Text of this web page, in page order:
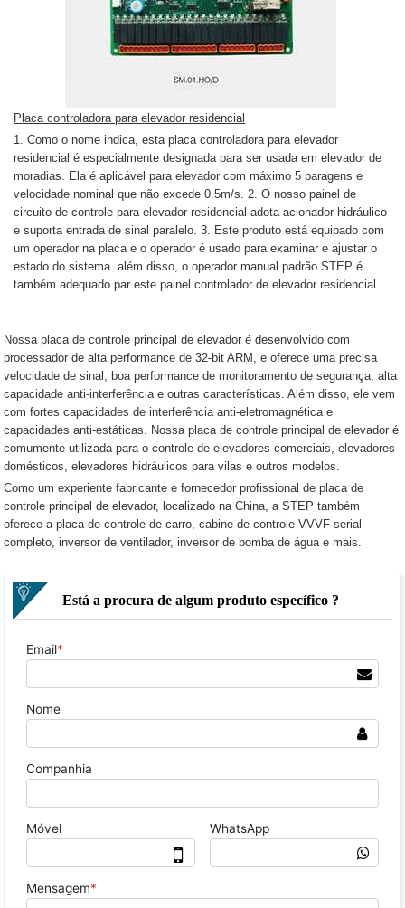
Placa controladora para elevador residencial
1. Como o nome indica, esta placa controladora para elevador
residencial é especialmente designada para ser usada em elevador de
moradias. Ela é aplicável para elevador com máximo 5 paragens e
velocidade nominal que não excede 0.5m/s. 2. O nosso painel de
circuito de controle para elevador residencial adota acionador hidráulico
e suporta entrada de sinal paralelo. 3. Este produto está equipado com
um operador na placa e o operador é usado para examinar e ajustar o
estado do sistema. além disso, o operador manual padrão STEP é
também adequado par este painel controlador de elevador residencial.
Nossa placa de controle principal de elevador é desenvolvido com
processador de alta performance de 32-bit ARM, e oferece uma precisa
velocidade de sinal, boa performance de monitoramento de segurança, alta
capacidade anti-interferência e outras características. Além disso, ele vem
com fortes capacidades de interferência anti-eletromagnética e
capacidades anti-estáticas. Nossa placa de controle principal de elevador é
comumente utilizada para o controle de elevadores comerciais, elevadores
domésticos, elevadores hidráulicos para vilas e outros modelos.
Como um experiente fabricante e fornecedor profissional de placa de
controle principal de elevador, localizado na China, a STEP também
oferece a placa de controle de carro, cabine de controle VVVF serial
completo, inversor de ventilador, inversor de bomba de água e mais.
Está a procura de algum produto específico ?